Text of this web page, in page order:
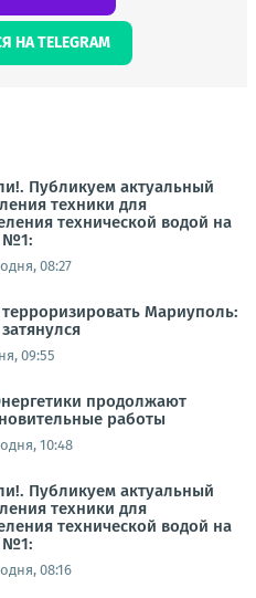
НА TELEGRAM
Публикуем актуальный
техники для
технической водой на
№1:
08:27
Мариуполь:
09:55
продолжают
работы
10:48
Публикуем актуальный
техники для
технической водой на
№1:
08:16